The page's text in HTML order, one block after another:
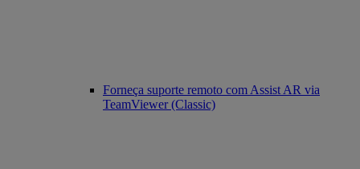
Forneça suporte remoto com Assist AR via
TeamViewer (Classic)